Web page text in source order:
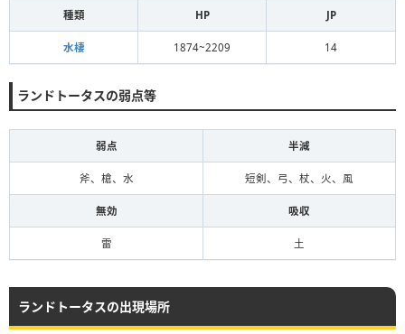
種類 HP JP
水棲 1874~2209 14
ランドトータスの弱点等
弱点 半減
斧、槍、水 短剣、弓、杖、火、風
無効 吸収
雷 土
ランドトータスの出現場所